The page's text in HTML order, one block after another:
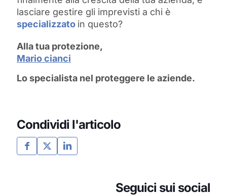
lasciare gestire gli imprevisti a chi è
specializzato in questo?
Alla tua protezione,
Mario cianci
Lo specialista nel proteggere le aziende.
Condividi l'articolo
Seguici sui social